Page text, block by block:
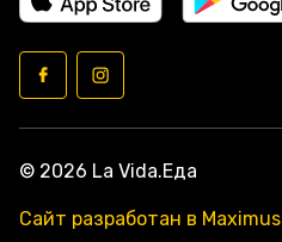
© 2026 La Vida.Еда
Сайт разработан в Maximus